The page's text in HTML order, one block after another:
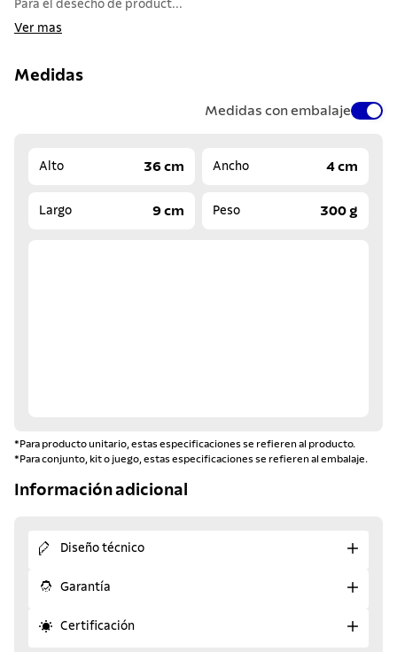
Para el desecho de product...
Ver mas
Medidas
Medidas con embalaje
Alto 36 cm Ancho 4 cm
Largo 9 cm Peso 300 g
*Para producto unitario, estas especificaciones se refieren al producto.
*Para conjunto, kit o juego, estas especificaciones se refieren al embalaje.
Información adicional
Diseño técnico
Garantía
Certificación